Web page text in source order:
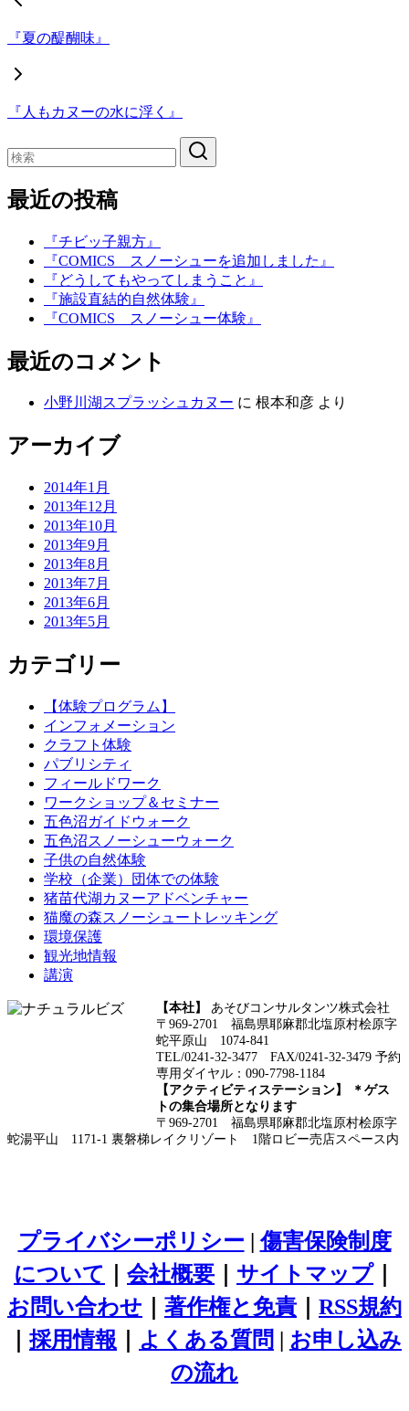
『夏の醍醐味』
『人もカヌーの水に浮く』
最近の投稿
『チビッ子親方』
『COMICS スノーシューを追加しました』
『どうしてもやってしまうこと』
『施設直結的自然体験』
『COMICS スノーシュー体験』
最近のコメント
小野川湖スプラッシュカヌー に 根本和彦 より
アーカイブ
2014年1月
2013年12月
2013年10月
2013年9月
2013年8月
2013年7月
2013年6月
2013年5月
カテゴリー
【体験プログラム】
インフォメーション
クラフト体験
パブリシティ
フィールドワーク
ワークショップ＆セミナー
五色沼ガイドウォーク
五色沼スノーシューウォーク
子供の自然体験
学校（企業）団体での体験
猪苗代湖カヌーアドベンチャー
猫魔の森スノーシュートレッキング
環境保護
観光地情報
講演
【本社】 あそびコンサルタンツ株式会社
〒969-2701 福島県耶麻郡北塩原村桧原字
蛇平原山 1074-841
TEL/0241-32-3477 FAX/0241-32-3479 予約
専用ダイヤル：090-7798-1184
【アクティビティステーション】 ＊ゲス
トの集合場所となります
〒969-2701 福島県耶麻郡北塩原村桧原字
蛇湯平山 1171-1 裏磐梯レイクリゾート 1階ロビー売店スペース内
プライバシーポリシー |傷害保険制度
について
会社概要 サイトマップ｜
お問い合わせ
著作権と免責
RSS規約
採用情報 よくある質問 | お申し込み
の流れ